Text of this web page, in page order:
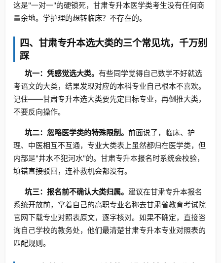
这是"一对一"的硬锁死，甘肃专升本医学类考生没有任何商
量余地。学护理的想转临床？不存在的。
四、甘肃专升本选大类的三个常见坑，千万别
踩
坑一：凭感觉选大类。 有些同学觉得自己数学不好就选
考语文的大类，结果发现对应的本科专业自己根本不喜欢。
记住——甘肃专升本选大类要先定目标专业，再倒推大类，
不要反向操作。
坑二：忽略医学类的特殊限制。 前面说了，临床、护
理、中医相互不互通，专业大类表上虽然都归在医学类，但
内部是"井水不犯河水"的。甘肃专升本报名时系统会校验，
填错直接驳回，连补救机会都没有。
坑三：报名前不确认大类归属。 建议在甘肃专升本报名
系统开放前，拿着自己的高职专业名称去甘肃省教育考试院
官网下载专业对照表原文，逐字核对。如果不确定，直接咨
询自己学校的教务处，他们最清楚甘肃专升本专业对照表的
匹配规则。